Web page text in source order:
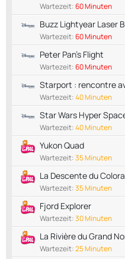
Wartezeit:60 Minuten
Buzz Lightyear Laser
Wartezeit:60 Minuten
Peter Pan's Flight
Wartezeit:60 Minuten
Starport : rencontre
Wartezeit:40 Minuten
Star Wars Hyper
Wartezeit:40 Minuten
Yukon Quad
Wartezeit:35 Minuten
La Descente du
Wartezeit:35 Minuten
Fjord Explorer
Wartezeit:30 Minuten
La Rivière du Grand
Wartezeit:25 Minuten